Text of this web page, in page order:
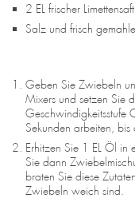
2 EL frischer Limettensaft
Salz und frisch
Geben Sie Zwiebeln
Mixers und setzen Sie
Geschwindigkeitsstufe
Sekunden arbeiten,
Erhitzen Sie 1 EL Öl in
Sie dann
braten Sie diese
Zwiebeln weich sind.